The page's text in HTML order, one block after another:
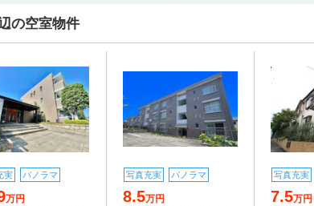
の空室物件
実 パノラマ
万円
写真充実 パノラマ
8.5万円
写真充実
7.5万円